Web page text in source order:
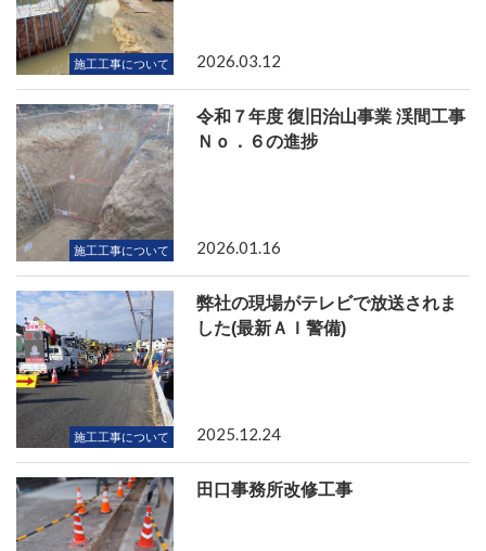
施工工事について 2026.03.12
施工工事について
令和７年度 復旧治山事業 渓間工事
Ｎｏ．６の進捗
2026.01.16
施工工事について
弊社の現場がテレビで放送されま
した(最新ＡＩ警備)
2025.12.24
田口事務所改修工事